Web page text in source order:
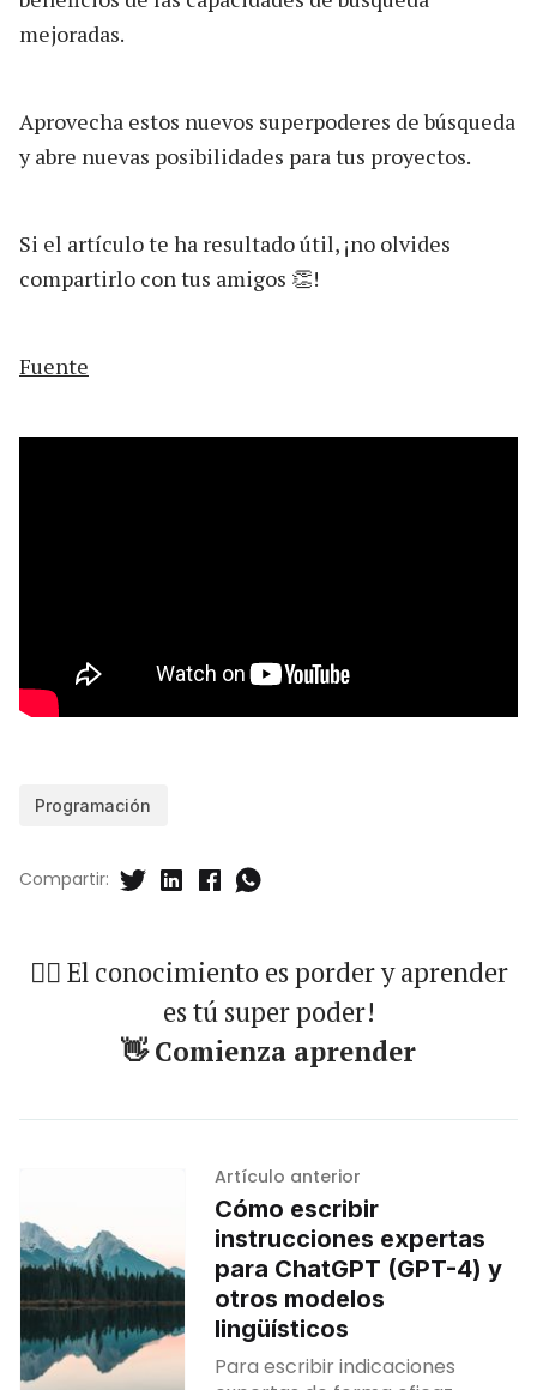
mejoradas.
Aprovecha estos nuevos superpoderes de búsqueda
y abre nuevas posibilidades para tus proyectos.
Si el artículo te ha resultado útil, ¡no olvides
compartirlo con tus amigos 👏!
Fuente
Programación
Compartir:
🐱‍🏍 El conocimiento es porder y aprender
es tú super poder!
👋 Comienza aprender
Artículo anterior
Cómo escribir
instrucciones expertas
para ChatGPT (GPT-4) y
otros modelos
lingüísticos
Para escribir indicaciones